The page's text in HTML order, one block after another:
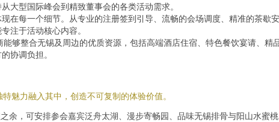
大型国际峰会到精致董事会的各类活动需求。
现在每一个细节。从专业的注册签到引导、流畅的会场调度、精准的茶
注于活动核心内容。
能够整合无锡及周边的优质资源，包括高端酒店住宿、特色餐饮宴请、
协调负担。
魅力融入其中，创造不可复制的体验价值。
余，可安排参会嘉宾泛舟太湖、漫步寄畅园、品味无锡排骨与阳山水蜜